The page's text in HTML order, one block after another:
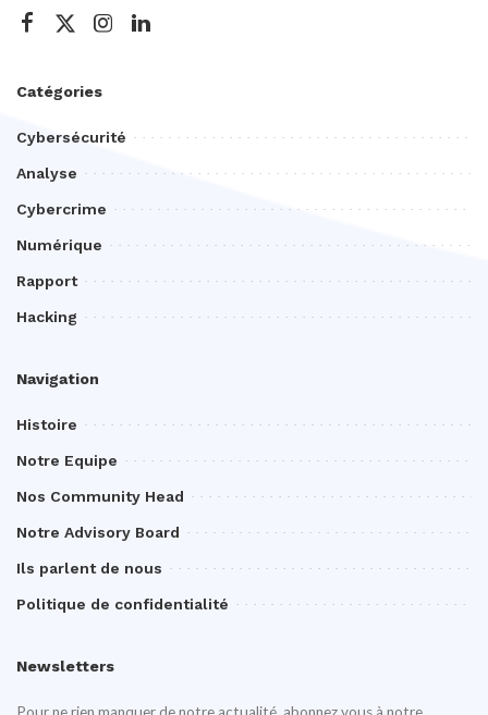
Catégories
Cybersécurité
Analyse
Cybercrime
Numérique
Rapport
Hacking
Navigation
Histoire
Notre Equipe
Nos Community Head
Notre Advisory Board
Ils parlent de nous
Politique de confidentialité
Newsletters